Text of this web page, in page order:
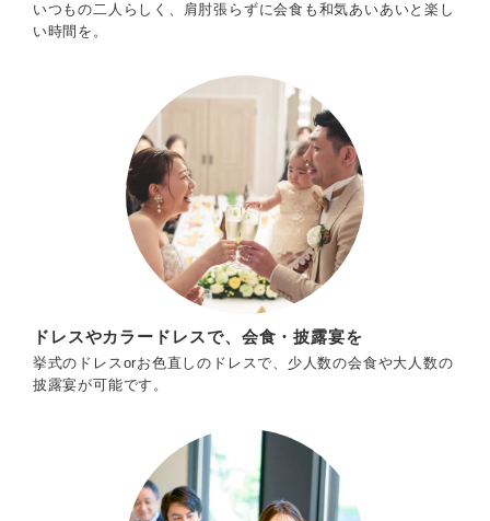
いつもの二人らしく、肩肘張らずに会食も和気あいあいと楽し
い時間を。
ドレスやカラードレスで、会食・披露宴を
挙式のドレスorお色直しのドレスで、少人数の会食や大人数の
披露宴が可能です。